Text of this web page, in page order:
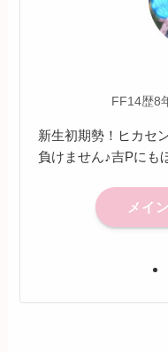
FF14歴8
新生初期勢！ヒカセ
負けません♪吉Pにも
メイ